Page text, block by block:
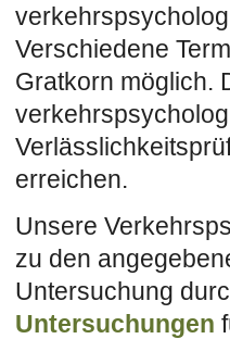
Verschiedene
Gratkorn möglich.
erreichen.
Unsere
zu den
Untersuchung
Untersuchungen